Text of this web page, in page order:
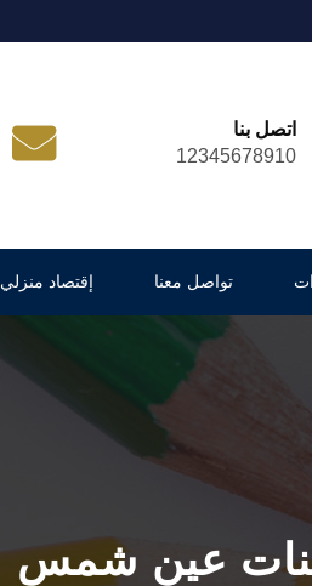
اتصل بنا
12345678910
تواصل معنا إقتصاد منزلي
ببنات عين شمس